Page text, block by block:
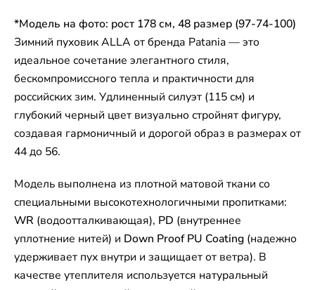
*Модель на фото: рост 178 см, 48 размер (97-74-100)
Зимний пуховик ALLA от бренда Patania — это
идеальное сочетание элегантного стиля,
бескомпромиссного тепла и практичности для
российских зим. Удлиненный силуэт (115 см) и
глубокий черный цвет визуально стройнят фигуру,
создавая гармоничный и дорогой образ в размерах от
44 до 56.
Модель выполнена из плотной матовой ткани со
специальными высокотехнологичными пропитками:
WR (водоотталкивающая), PD (внутреннее
уплотнение нитей) и Down Proof PU Coating (надежно
удерживает пух внутри и защищает от ветра). В
качестве утеплителя используется натуральный